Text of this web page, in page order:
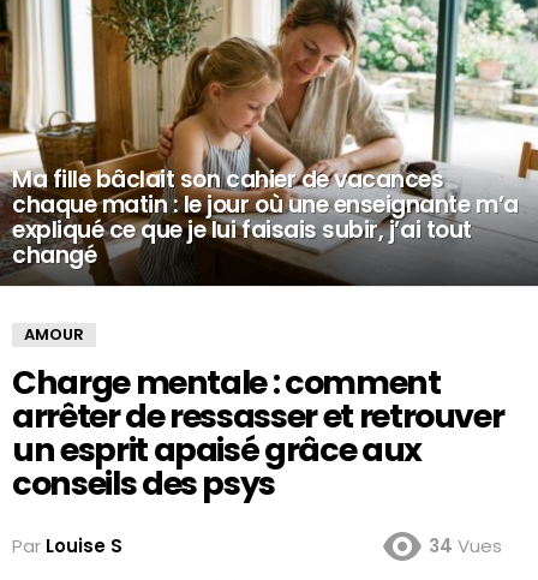
Ma fille bâclait son cahier de vacances
chaque matin : le jour où une enseignante m’a
expliqué ce que je lui faisais subir, j’ai tout
changé
AMOUR
Charge mentale : comment
arrêter de ressasser et retrouver
un esprit apaisé grâce aux
conseils des psys
Par Louise S 34 Vues